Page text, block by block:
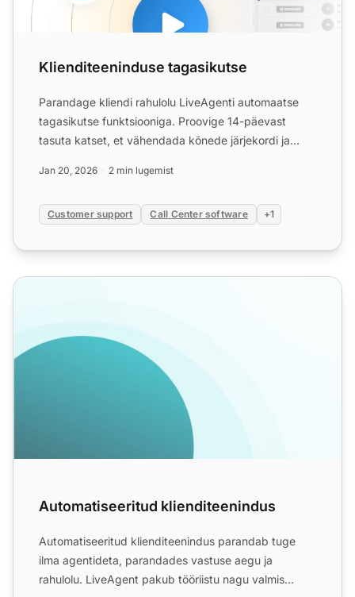
Klienditeeninduse tagasikutse
Parandage kliendi rahulolu LiveAgenti automaatse
tagasikutse funktsiooniga. Proovige 14-päevast
tasuta katset, et vähendada kõnede järjekordi ja
Jan 20, 2026 2 min lugemist
Customer support Call Center software +1
Automatiseeritud klienditeenindus
Automatiseeritud klienditeenindus
Automatiseeritud klienditeenindus parandab tuge
ilma agentideta, parandades vastuse aegu ja
rahulolu. LiveAgent pakub tööriistu nagu valmis